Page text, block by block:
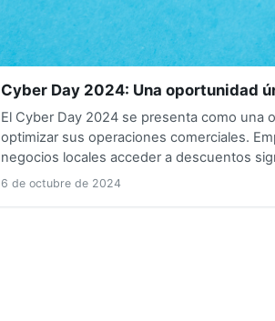
Cyber Day 2024: Una oportunidad
El Cyber Day 2024 se presenta como una
optimizar sus operaciones comerciales.
negocios locales acceder a descuentos
6 de octubre de 2024